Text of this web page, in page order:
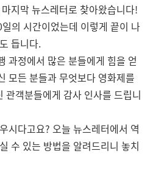
지막 뉴스레터로 찾아왔습니다!
의 시간이었는데 이렇게 끝이 나
듭니다.
과정에서 많은 분들에게 힘을 얻
모든 분들과 무엇보다 영화제를
관객분들에게 감사 인사를 드립니
시다고요? 오늘 뉴스레터에서 역
수 있는 방법을 알려드리니 놓치